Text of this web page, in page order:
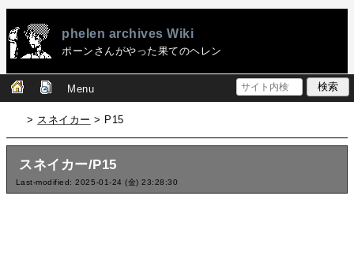
phelen archives Wiki
ポーンさんがやった果てのヘレン
Menu
> スネイカー > P15
スネイカー/P15
Last-modified: 2025-01-24 (金) 23:28:30